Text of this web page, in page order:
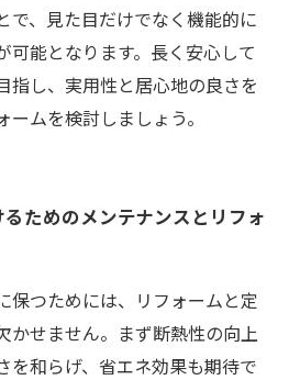
で、見た目だけでなく機能的に
可能となります。長く安心して
指し、実用性と居心地の良さを
ムを検討しましょう。
ためのメンテナンスとリフォ
保つためには、リフォームと定
かせません。まず断熱性の向上
を和らげ、省エネ効果も期待で